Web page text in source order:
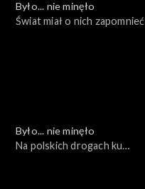
Było... nie minęło
Świat miał o nich zapomnieć
Było... nie minęło
Na polskich drogach ku